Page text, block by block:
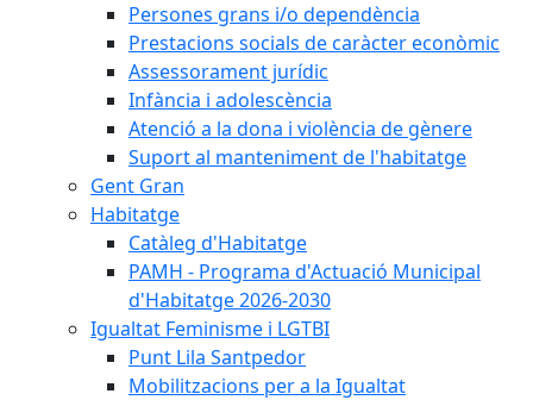
Persones grans i/o dependència
Prestacions socials de caràcter econòmic
Assessorament jurídic
Infància i adolescència
Atenció a la dona i violència de gènere
Suport al manteniment de l'habitatge
Gent Gran
Habitatge
Catàleg d'Habitatge
PAMH - Programa d'Actuació Municipal
d'Habitatge 2026-2030
Igualtat Feminisme i LGTBI
Punt Lila Santpedor
Mobilitzacions per a la Igualtat